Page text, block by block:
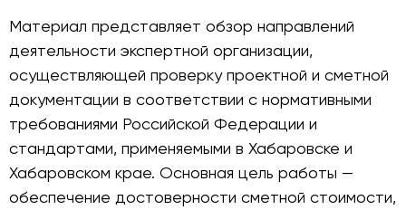
Материал представляет обзор направлений
деятельности экспертной организации,
осуществляющей проверку проектной и сметной
документации в соответствии с нормативными
требованиями Российской Федерации и
стандартами, применяемыми в Хабаровске и
Хабаровском крае. Основная цель работы —
обеспечение достоверности сметной стоимости,